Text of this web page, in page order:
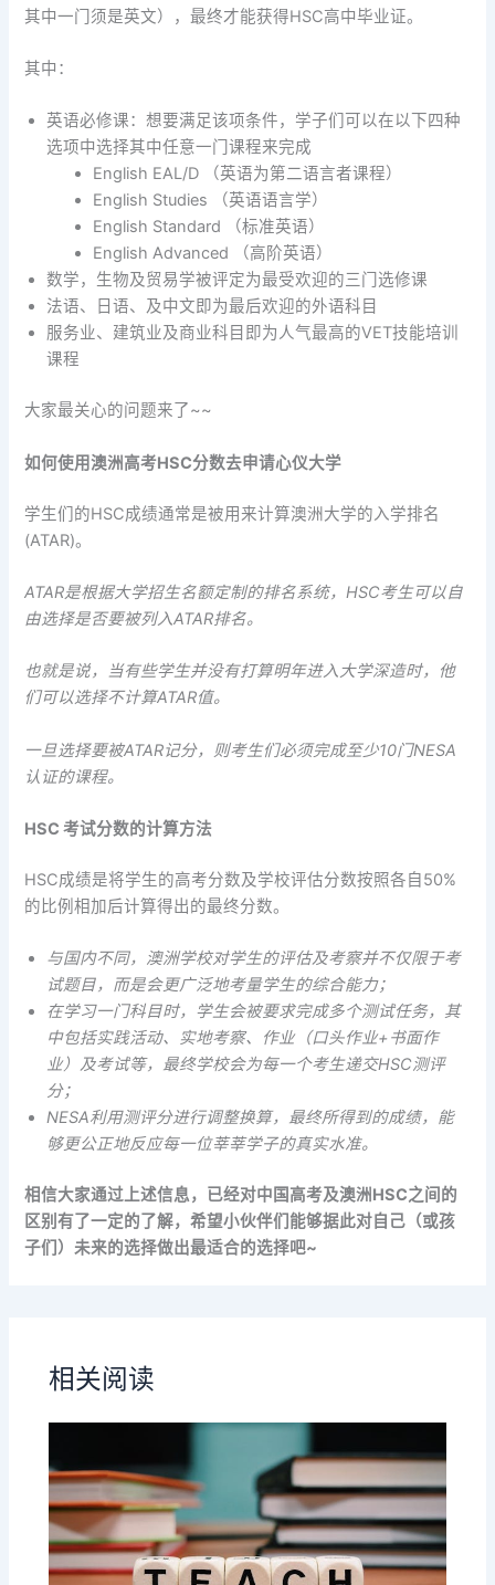
其中一门须是英文），最终才能获得HSC高中毕业证。
其中：
英语必修课：想要满足该项条件，学子们可以在以下四种
选项中选择其中任意一门课程来完成
English EAL/D （英语为第二语言者课程）
English Studies （英语语言学）
English Standard （标准英语）
English Advanced （高阶英语）
数学，生物及贸易学被评定为最受欢迎的三门选修课
法语、日语、及中文即为最后欢迎的外语科目
服务业、建筑业及商业科目即为人气最高的VET技能培训
课程
大家最关心的问题来了~~
如何使用澳洲高考HSC分数去申请心仪大学
学生们的HSC成绩通常是被用来计算澳洲大学的入学排名
(ATAR)。
ATAR是根据大学招生名额定制的排名系统，HSC考生可以自
由选择是否要被列入ATAR排名。
也就是说，当有些学生并没有打算明年进入大学深造时，他
们可以选择不计算ATAR值。
一旦选择要被ATAR记分，则考生们必须完成至少10门NESA
认证的课程。
HSC 考试分数的计算方法
HSC成绩是将学生的高考分数及学校评估分数按照各自50%
的比例相加后计算得出的最终分数。
与国内不同，澳洲学校对学生的评估及考察并不仅限于考
试题目，而是会更广泛地考量学生的综合能力；
在学习一门科目时，学生会被要求完成多个测试任务，其
中包括实践活动、实地考察、作业（口头作业+书面作
业）及考试等，最终学校会为每一个考生递交HSC测评
分；
NESA利用测评分进行调整换算，最终所得到的成绩，能
够更公正地反应每一位莘莘学子的真实水准。
相信大家通过上述信息，已经对中国高考及澳洲HSC之间的
区别有了一定的了解，希望小伙伴们能够据此对自己（或孩
子们）未来的选择做出最适合的选择吧~
相关阅读